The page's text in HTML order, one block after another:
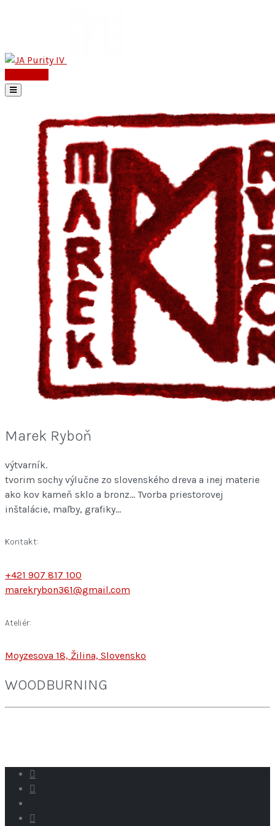
Marek Ryboň
výtvarník.
tvorim sochy výlučne zo slovenského dreva a inej materie
ako kov kameň sklo a bronz... Tvorba priestorovej
inštalácie, maľby, grafiky...
Kontakt:
+421 907 817 100
marekrybon361@gmail.com
Ateliér:
Moyzesova 18, Žilina, Slovensko
WOODBURNING